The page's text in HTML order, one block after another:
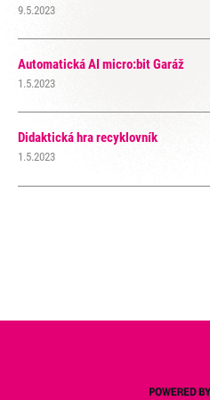
9.5.2023
Automatická AI micro:bit Garáž
1.5.2023
Didaktická hra recyklovník
1.5.2023